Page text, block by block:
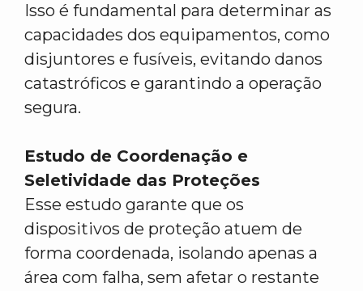
Isso é fundamental para determinar as
capacidades dos equipamentos, como
disjuntores e fusíveis, evitando danos
catastróficos e garantindo a operação
segura.
Estudo de Coordenação e
Seletividade das Proteções
Esse estudo garante que os
dispositivos de proteção atuem de
forma coordenada, isolando apenas a
área com falha, sem afetar o restante